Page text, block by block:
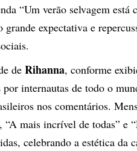
“Um verão selvagem está
expectativa e
de Rihanna, conforme
internautas de todo o
nos comentários.
“A mais incrível de todas” e
celebrando a estética da